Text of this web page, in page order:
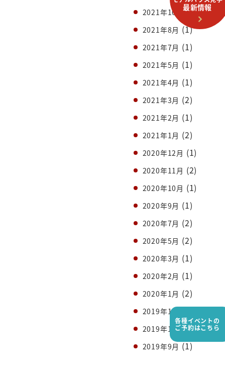
最新情報
各種イベントの
ご予約はこちら
2021年10月(1)
2021年8月 (1)
2021年7月 (1)
2021年5月 (1)
2021年4月 (1)
2021年3月 (2)
2021年2月 (1)
2021年1月 (2)
2020年12月 (1)
2020年11月 (2)
2020年10月 (1)
2020年9月 (1)
2020年7月 (2)
2020年5月 (2)
2020年3月 (1)
2020年2月 (1)
2020年1月 (2)
2019年12月 (3)
2019年11月(1)
2019年9月(1)